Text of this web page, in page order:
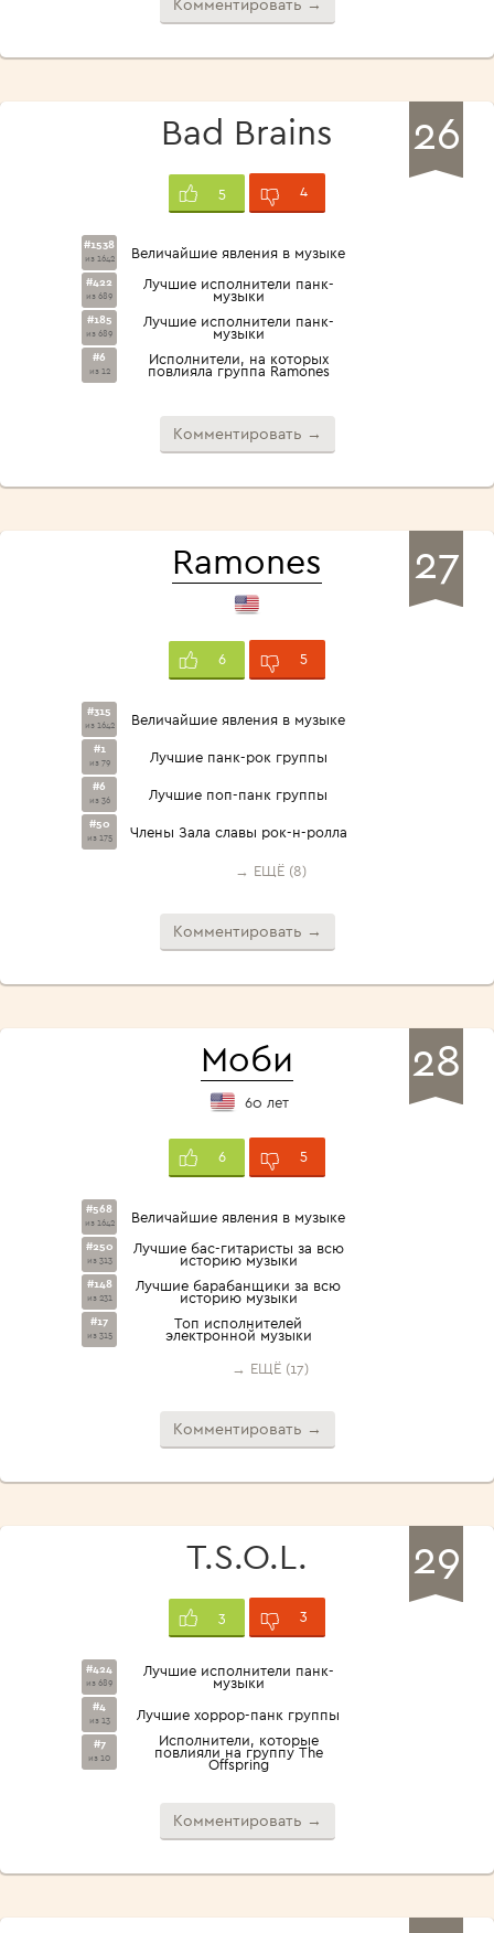
Комментировать →
26
Bad Brains
5 4
#1538
из 1642 Величайшие явления в музыке
#422
из 689
Лучшие исполнители панк-
музыки
#185
из 689
Лучшие исполнители панк-
музыки
#6
из 12
Исполнители, на которых
повлияла группа Ramones
Комментировать →
27
Ramones
6 5
#315
из 1642 Величайшие явления в музыке
#1
из 79 Лучшие панк-рок группы
#6
из 36 Лучшие поп-панк группы
#50
из 175 Члены Зала славы рок-н-ролла
→ ЕЩЁ (8)
Комментировать →
28
Моби
60 лет
6 5
#568
из 1642 Величайшие явления в музыке
#250
из 313
Лучшие бас-гитаристы за всю
историю музыки
#148
из 231
Лучшие барабанщики за всю
историю музыки
#17
из 315
Топ исполнителей
электронной музыки
→ ЕЩЁ (17)
Комментировать →
29
T.S.O.L.
3 3
#424
из 689
Лучшие исполнители панк-
музыки
#4
из 13 Лучшие хоррор-панк группы
#7
из 10
Исполнители, которые
повлияли на группу The
Offspring
Комментировать →